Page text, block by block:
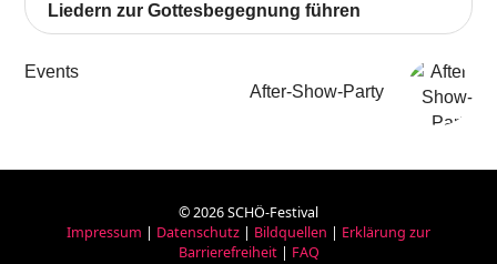
Liedern zur Gottesbegegnung führen
Events
After-Show-Party
© 2026 SCHÖ-Festival
Impressum | Datenschutz | Bildquellen | Erklärung zur
Barrierefreiheit| FAQ